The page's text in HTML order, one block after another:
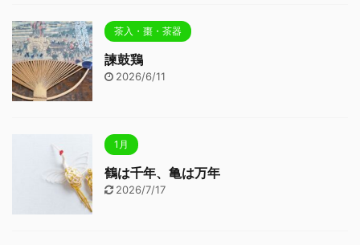
茶入・棗・茶器
諫鼓鶏
2026/6/11
1月
鶴は千年、亀は万年
2026/7/17